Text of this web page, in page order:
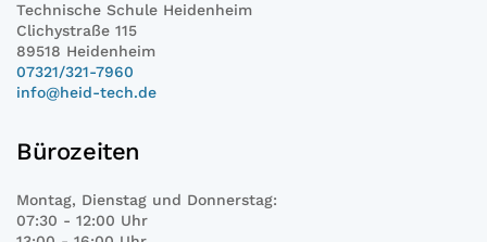
Technische Schule Heidenheim
Clichystraße 115
89518 Heidenheim
07321/321-7960
info@heid-tech.de
Bürozeiten
Montag, Dienstag und Donnerstag:
07:30 - 12:00 Uhr